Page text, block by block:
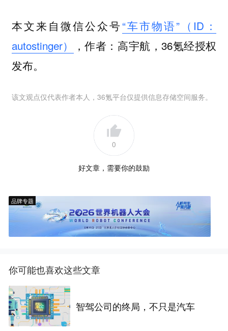
本文来自微信公众号“车市物语”（ID：
autostinger）
，作者：高宇航，36氪经授权
发布。
该文观点仅代表作者本人，36氪平台仅提供信息存储空间服务。
0
好文章，需要你的鼓励
品牌专题
你可能也喜欢这些文章
智驾公司的终局，不只是汽车